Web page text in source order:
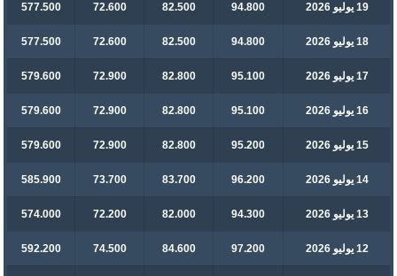
19 يوليو 2026 94.800
82.500
72.600
577.500
18 يوليو 2026 94.800
82.500
72.600
577.500
17 يوليو 2026 95.100
82.800
72.900
579.600
16 يوليو 2026 95.100
82.800
72.900
579.600
15 يوليو 2026 95.200
82.800
72.900
579.600
14 يوليو 2026 96.200
83.700
73.700
585.900
13 يوليو 2026 94.300
82.000
72.200
574.000
12 يوليو 2026 97.200
84.600
74.500
592.200